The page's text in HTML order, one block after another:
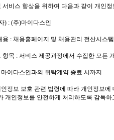
서비스 향상을 위하여 다음과 같이 개인
) : (주)마이다스인
용 : 채용홈페이지 및 채용관리 전산시스
항목 : 서비스 제공과정에서 수집한 모든
마이다스인과의 위탁계약 종료 시까지
정보 보호 관련 법령에 따라 개인정보에
개인정보를 안전하게 처리하도록 감독하